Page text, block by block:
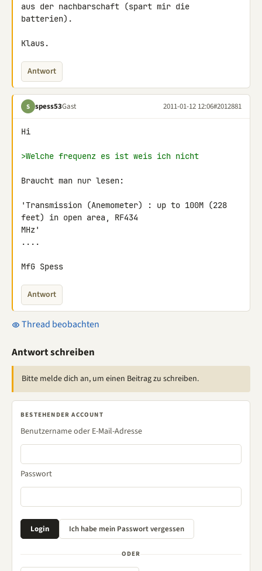
aus der nachbarschaft (spart mir die
batterien).
Klaus.
Antwort
S spess53Gast 2011-01-12 12:06#2012881
Hi
>Welche frequenz es ist weis ich nicht
Braucht man nur lesen:
'Transmission (Anemometer) : up to 100M (228
feet) in open area, RF434
MHz'
....
MfG Spess
Antwort
Thread beobachten
Antwort schreiben
Bitte melde dich an, um einen Beitrag zu schreiben.
BESTEHENDER ACCOUNT
Benutzername oder E-Mail-Adresse
Passwort
ODER